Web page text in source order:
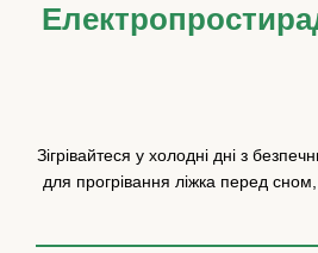
Зігрівайтеся у холодні дні з
для прогрівання ліжка перед